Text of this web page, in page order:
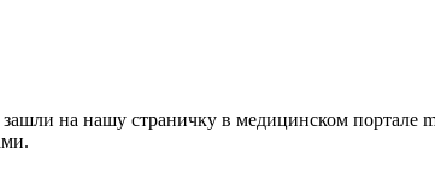
на нашу страничку в медицинском портале